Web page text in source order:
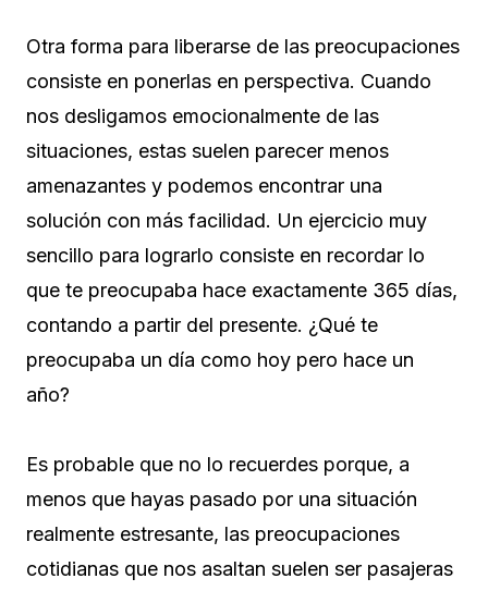
Otra forma para liberarse de las preocupaciones
consiste en ponerlas en perspectiva. Cuando
nos desligamos emocionalmente de las
situaciones, estas suelen parecer menos
amenazantes y podemos encontrar una
solución con más facilidad. Un ejercicio muy
sencillo para lograrlo consiste en recordar lo
que te preocupaba hace exactamente 365 días,
contando a partir del presente. ¿Qué te
preocupaba un día como hoy pero hace un
año?
Es probable que no lo recuerdes porque, a
menos que hayas pasado por una situación
realmente estresante, las preocupaciones
cotidianas que nos asaltan suelen ser pasajeras